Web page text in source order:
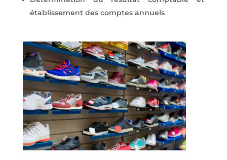
établissement des comptes annuels